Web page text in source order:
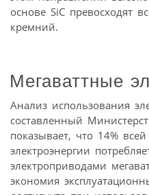
основе SiC превосходят
кремний.
Мегаваттные
Анализ использования
составленный
показывает, что 14%
электроэнергии
электроприводами
экономия